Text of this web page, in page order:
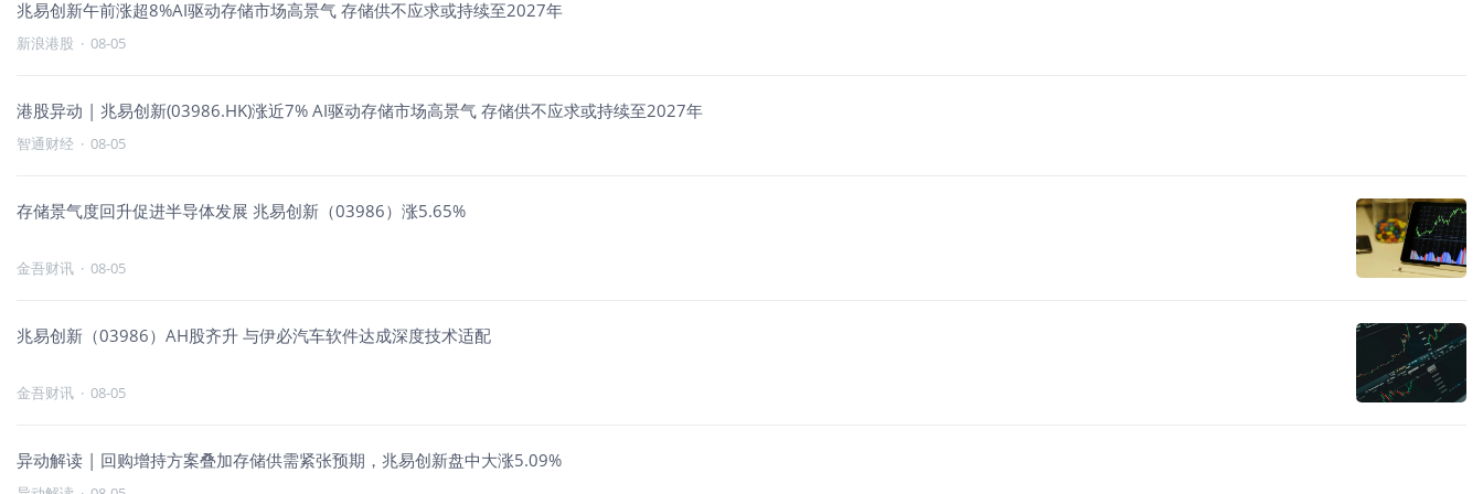
兆易创新午前涨超8%AI驱动存储市场高景气 存储供不应求或持续至2027年
新浪港股 · 08-05
港股异动 | 兆易创新(03986.HK)涨近7% AI驱动存储市场高景气 存储供不应求或持续至2027年
智通财经 · 08-05
存储景气度回升促进半导体发展 兆易创新（03986）涨5.65%
金吾财讯 · 08-05
兆易创新（03986）AH股齐升 与伊必汽车软件达成深度技术适配
金吾财讯 · 08-05
异动解读 | 回购增持方案叠加存储供需紧张预期，兆易创新盘中大涨5.09%